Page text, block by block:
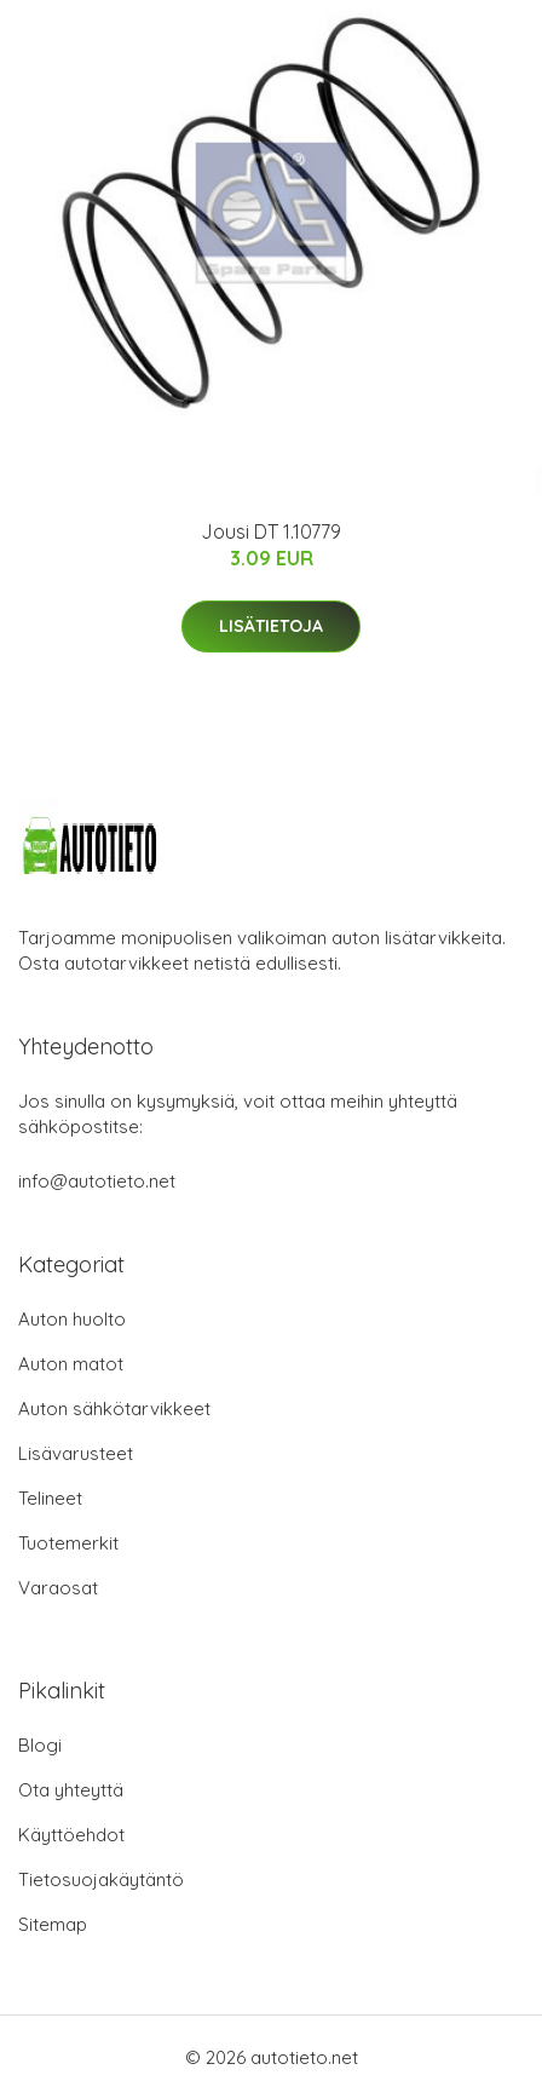
Jousi DT 1.10779
3.09 EUR
LISÄTIETOJA
Tarjoamme monipuolisen valikoiman auton lisätarvikkeita.
Osta autotarvikkeet netistä edullisesti.
Yhteydenotto
Jos sinulla on kysymyksiä, voit ottaa meihin yhteyttä
sähköpostitse:
info@autotieto.net
Kategoriat
Auton huolto
Auton matot
Auton sähkötarvikkeet
Lisävarusteet
Telineet
Tuotemerkit
Varaosat
Pikalinkit
Blogi
Ota yhteyttä
Käyttöehdot
Tietosuojakäytäntö
Sitemap
© 2026 autotieto.net